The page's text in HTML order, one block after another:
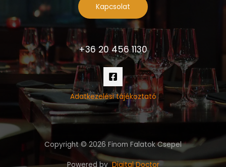
Kapcsolat
+36 20 456 1130
Adatkezelési tájékoztató
Copyright © 2026 Finom Falatok Csepel
Powered byDigital Doctor